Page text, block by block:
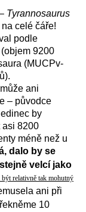
Tyrannosaurus
na celé čáře!
podle
9200
(MUCPv-
ani
– původce
by
asi 8200
méně než u
dalo by se
velcí jako
relativně tak mohutný
ani při
10